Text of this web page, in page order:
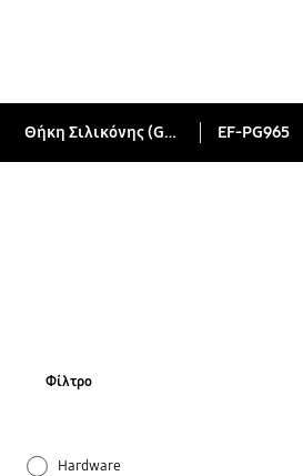
Θήκη Σιλικόνης (Galaxy S9+) EF-PG965
Φίλτρο
Hardware